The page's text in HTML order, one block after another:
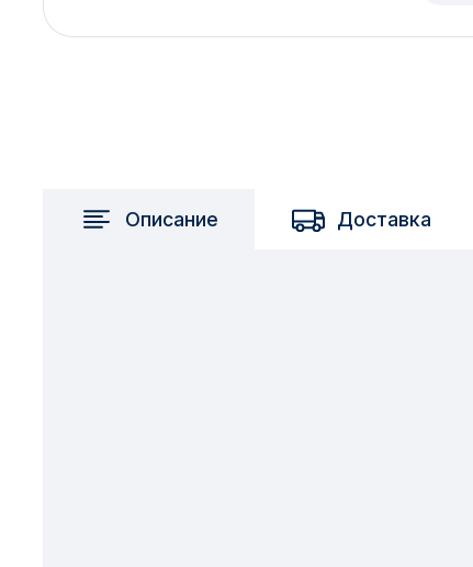
Описание Доставка